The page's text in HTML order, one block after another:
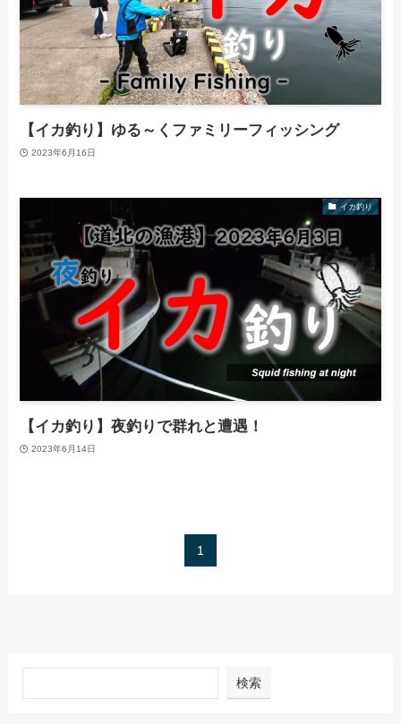
【イカ釣り】ゆる～くファミリーフィッシング
2023年6月16日
イカ釣り
【イカ釣り】夜釣りで群れと遭遇！
2023年6月14日
1
検索